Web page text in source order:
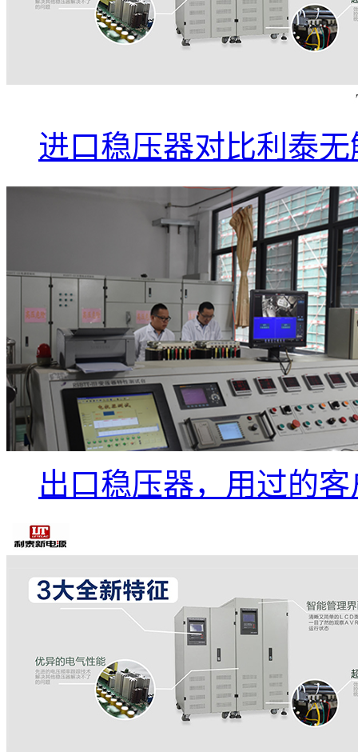
进口稳压器对比利泰
出口稳压器，用过的